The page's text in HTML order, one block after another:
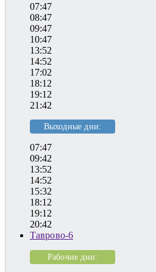
07:47
08:47
09:47
10:47
13:52
14:52
17:02
18:12
19:12
21:42
Выходные дни:
07:47
09:42
13:52
14:52
15:32
18:12
19:12
20:42
Таврово-6
Рабочие дни: